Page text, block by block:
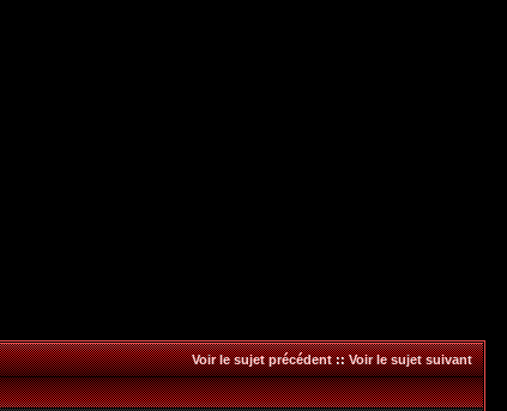
Voir le sujet précédent::Voir le sujet suivant